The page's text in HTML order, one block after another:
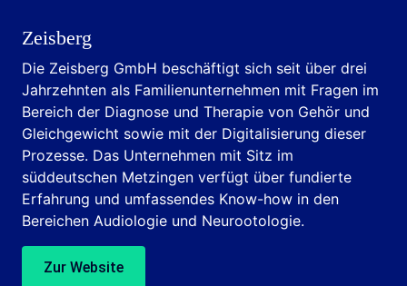
Zeisberg
Die Zeisberg GmbH beschäftigt sich seit über drei
Jahrzehnten als Familienunternehmen mit Fragen im
Bereich der Diagnose und Therapie von Gehör und
Gleichgewicht sowie mit der Digitalisierung dieser
Prozesse. Das Unternehmen mit Sitz im
süddeutschen Metzingen verfügt über fundierte
Erfahrung und umfassendes Know-how in den
Bereichen Audiologie und Neurootologie.
Zur Website